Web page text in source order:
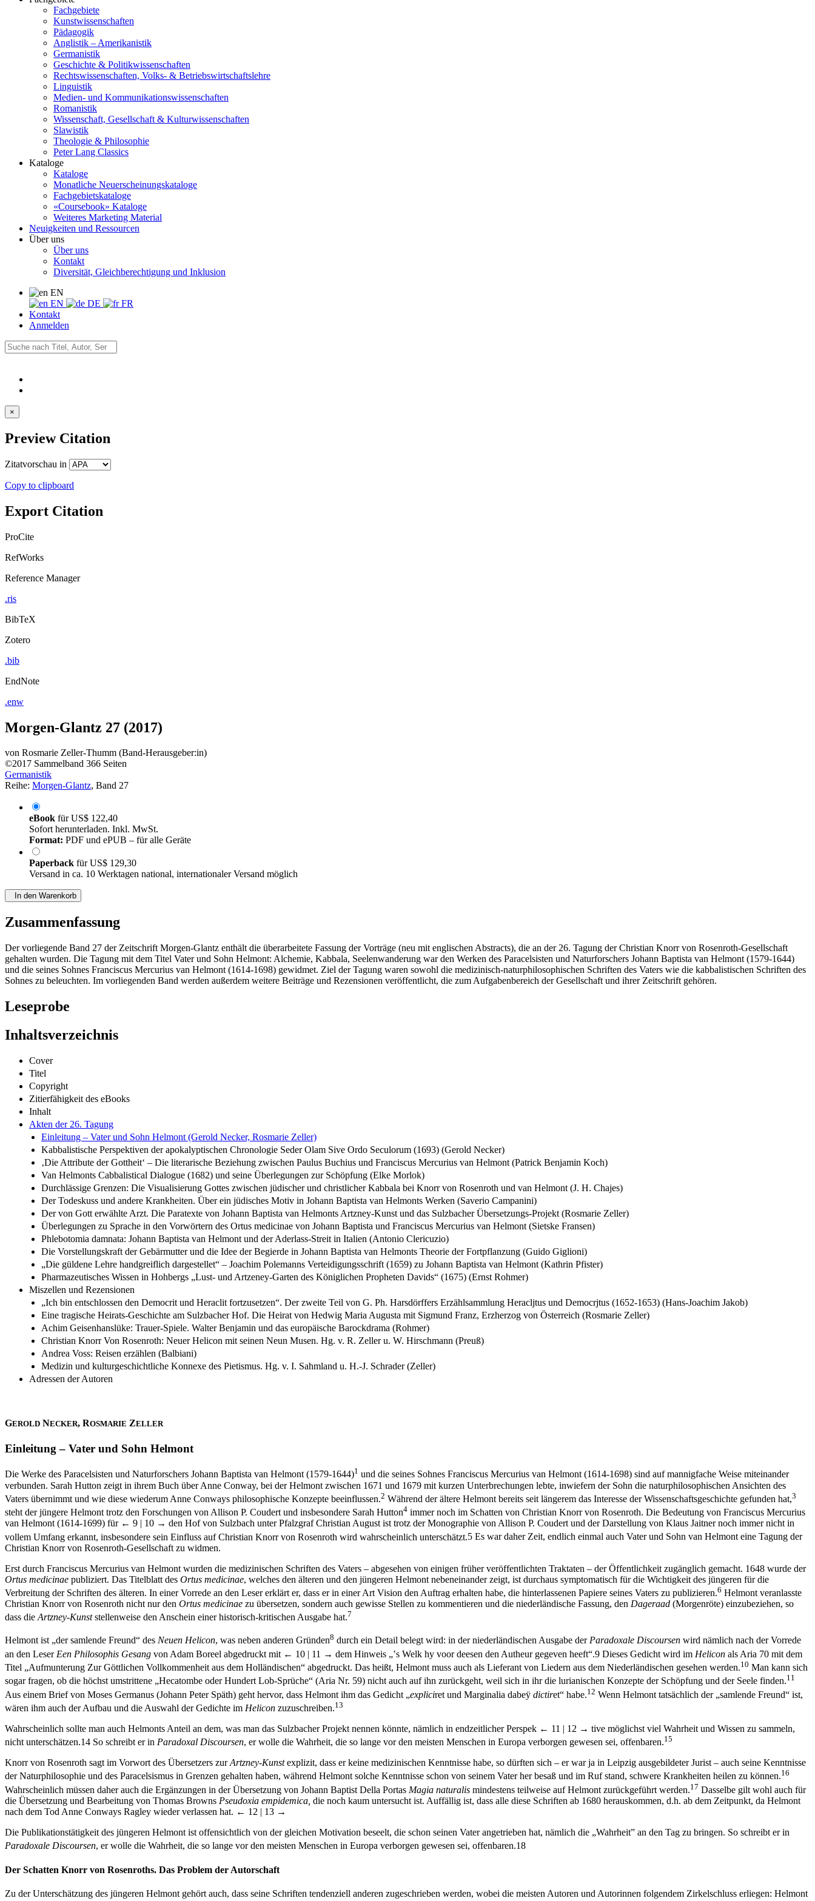
Fachgebiete
Kunstwissenschaften
Pädagogik
Anglistik – Amerikanistik
Germanistik
Geschichte & Politikwissenschaften
Rechtswissenschaften, Volks- & Betriebswirtschaftslehre
Linguistik
Medien- und Kommunikationswissenschaften
Romanistik
Wissenschaft, Gesellschaft & Kulturwissenschaften
Slawistik
Theologie & Philosophie
Peter Lang Classics
Kataloge
Kataloge
Monatliche Neuerscheinungskataloge
Fachgebietskataloge
«Coursebook» Kataloge
Weiteres Marketing Material
Neuigkeiten und Ressourcen
Über uns
Über uns
Kontakt
Diversität, Gleichberechtigung und Inklusion
EN
EN
DE
FR
Kontakt
Anmelden
×
Preview Citation
Zitatvorschau in
Copy to clipboard
Export Citation
ProCite
RefWorks
Reference Manager
.ris
BibTeX
Zotero
.bib
EndNote
.enw
Morgen-Glantz 27 (2017)
von Rosmarie Zeller-Thumm (Band-Herausgeber:in)
©2017 Sammelband 366 Seiten
Germanistik
Reihe: Morgen-Glantz, Band 27
eBook fürUS$ 122,40
Sofort herunterladen. Inkl. MwSt.
Format: PDF und ePUB – für alle Geräte
Paperback fürUS$ 129,30
Versand in ca. 10 Werktagen national, internationaler Versand möglich
In den Warenkorb
Zusammenfassung
Der vorliegende Band 27 der Zeitschrift Morgen-Glantz enthält die überarbeitete Fassung der Vorträge (neu mit englischen Abstracts), die an der 26. Tagung der Christian Knorr von Rosenroth-Gesellschaft
gehalten wurden. Die Tagung mit dem Titel Vater und Sohn Helmont: Alchemie, Kabbala, Seelenwanderung war den Werken des Paracelsisten und Naturforschers Johann Baptista van Helmont (1579-1644)
und die seines Sohnes Franciscus Mercurius van Helmont (1614-1698) gewidmet. Ziel der Tagung waren sowohl die medizinisch-naturphilosophischen Schriften des Vaters wie die kabbalistischen Schriften des
Sohnes zu beleuchten. Im vorliegenden Band werden außerdem weitere Beiträge und Rezensionen veröffentlicht, die zum Aufgabenbereich der Gesellschaft und ihrer Zeitschrift gehören.
Leseprobe
Inhaltsverzeichnis
Cover
Titel
Copyright
Zitierfähigkeit des eBooks
Inhalt
Akten der 26. Tagung
Einleitung – Vater und Sohn Helmont (Gerold Necker, Rosmarie Zeller)
Kabbalistische Perspektiven der apokalyptischen Chronologie Seder Olam Sive Ordo Seculorum (1693) (Gerold Necker)
‚Die Attribute der Gottheit‘ – Die literarische Beziehung zwischen Paulus Buchius und Franciscus Mercurius van Helmont (Patrick Benjamin Koch)
Van Helmonts Cabbalistical Dialogue (1682) und seine Überlegungen zur Schöpfung (Elke Morlok)
Durchlässige Grenzen: Die Visualisierung Gottes zwischen jüdischer und christlicher Kabbala bei Knorr von Rosenroth und van Helmont (J. H. Chajes)
Der Todeskuss und andere Krankheiten. Über ein jüdisches Motiv in Johann Baptista van Helmonts Werken (Saverio Campanini)
Der von Gott erwählte Arzt. Die Paratexte von Johann Baptista van Helmonts Artzney-Kunst und das Sulzbacher Übersetzungs-Projekt (Rosmarie Zeller)
Überlegungen zu Sprache in den Vorwörtern des Ortus medicinae von Johann Baptista und Franciscus Mercurius van Helmont (Sietske Fransen)
Phlebotomia damnata: Johann Baptista van Helmont und der Aderlass-Streit in Italien (Antonio Clericuzio)
Die Vorstellungskraft der Gebärmutter und die Idee der Begierde in Johann Baptista van Helmonts Theorie der Fortpflanzung (Guido Giglioni)
„Die güldene Lehre handgreiflich dargestellet“ – Joachim Polemanns Verteidigungsschrift (1659) zu Johann Baptista van Helmont (Kathrin Pfister)
Pharmazeutisches Wissen in Hohbergs „Lust- und Artzeney-Garten des Königlichen Propheten Davids“ (1675) (Ernst Rohmer)
Miszellen und Rezensionen
„Ich bin entschlossen den Democrit und Heraclit fortzusetzen“. Der zweite Teil von G. Ph. Harsdörffers Erzählsammlung Heracljtus und Democrjtus (1652-1653) (Hans-Joachim Jakob)
Eine tragische Heirats-Geschichte am Sulzbacher Hof. Die Heirat von Hedwig Maria Augusta mit Sigmund Franz, Erzherzog von Österreich (Rosmarie Zeller)
Achim Geisenhanslüke: Trauer-Spiele. Walter Benjamin und das europäische Barockdrama (Rohmer)
Christian Knorr Von Rosenroth: Neuer Helicon mit seinen Neun Musen. Hg. v. R. Zeller u. W. Hirschmann (Preuß)
Andrea Voss: Reisen erzählen (Balbiani)
Medizin und kulturgeschichtliche Konnexe des Pietismus. Hg. v. I. Sahmland u. H.-J. Schrader (Zeller)
Adressen der Autoren
GEROLD NECKER, ROSMARIE ZELLER
Einleitung – Vater und Sohn Helmont
Die Werke des Paracelsisten und Naturforschers Johann Baptista van Helmont (1579-1644)1 und die seines Sohnes Franciscus Mercurius van Helmont (1614-1698) sind auf mannigfache Weise miteinander
verbunden. Sarah Hutton zeigt in ihrem Buch über Anne Conway, bei der Helmont zwischen 1671 und 1679 mit kurzen Unterbrechungen lebte, inwiefern der Sohn die naturphilosophischen Ansichten des
Vaters übernimmt und wie diese wiederum Anne Conways philosophische Konzepte beeinflussen.2 Während der ältere Helmont bereits seit längerem das Interesse der Wissenschaftsgeschichte gefunden hat,3
steht der jüngere Helmont trotz den Forschungen von Allison P. Coudert und insbesondere Sarah Hutton4 immer noch im Schatten von Christian Knorr von Rosenroth. Die Bedeutung von Franciscus Mercurius
van Helmont (1614-1699) für ← 9 | 10 → den Hof von Sulzbach unter Pfalzgraf Christian August ist trotz der Monographie von Allison P. Coudert und der Darstellung von Klaus Jaitner noch immer nicht in
vollem Umfang erkannt, insbesondere sein Einfluss auf Christian Knorr von Rosenroth wird wahrscheinlich unterschätzt.5 Es war daher Zeit, endlich einmal auch Vater und Sohn van Helmont eine Tagung der
Christian Knorr von Rosenroth-Gesellschaft zu widmen.
Erst durch Franciscus Mercurius van Helmont wurden die medizinischen Schriften des Vaters – abgesehen von einigen früher veröffentlichten Traktaten – der Öffentlichkeit zugänglich gemacht. 1648 wurde der
Ortus medicinae publiziert. Das Titelblatt des Ortus medicinae, welches den älteren und den jüngeren Helmont nebeneinander zeigt, ist durchaus symptomatisch für die Wichtigkeit des jüngeren für die
Verbreitung der Schriften des älteren. In einer Vorrede an den Leser erklärt er, dass er in einer Art Vision den Auftrag erhalten habe, die hinterlassenen Papiere seines Vaters zu publizieren.6 Helmont veranlasste
Christian Knorr von Rosenroth nicht nur den Ortus medicinae zu übersetzen, sondern auch gewisse Stellen zu kommentieren und die niederländische Fassung, den Dageraad (Morgenröte) einzubeziehen, so
dass die Artzney-Kunststellenweise den Anschein einer historisch-kritischen Ausgabe hat.7
Helmont ist „der samlende Freund“ des Neuen Helicon, was neben anderen Gründen8 durch ein Detail belegt wird: in der niederländischen Ausgabe derParadoxale Discoursen wird nämlich nach der Vorrede
an den Leser Een Philosophis Gesang von Adam Boreel abgedruckt mit ← 10 | 11 → dem Hinweis „‛s Welk hy voor deesen den Autheur gegeven heeft“.9 Dieses Gedicht wird im Helicon als Aria 70 mit dem
Titel „Aufmunterung Zur Göttlichen Vollkommenheit aus dem Holländischen“ abgedruckt. Das heißt, Helmont muss auch als Lieferant von Liedern aus dem Niederländischen gesehen werden.10 Man kann sich
sogar fragen, ob die höchst umstrittene „Hecatombe oder Hundert Lob-Sprüche“ (Aria Nr. 59) nicht auch auf ihn zurückgeht, weil sich in ihr die lurianischen Konzepte der Schöpfung und der Seele finden.11
Aus einem Brief von Moses Germanus (Johann Peter Späth) geht hervor, dass Helmont ihm das Gedicht „expliciret und Marginalia dabeÿ dictiret“ habe.12 Wenn Helmont tatsächlich der „samlende Freund“ ist,
wären ihm auch der Aufbau und die Auswahl der Gedichte im Helicon zuzuschreiben.13
Wahrscheinlich sollte man auch Helmonts Anteil an dem, was man das Sulzbacher Projekt nennen könnte, nämlich in endzeitlicher Perspek ← 11 | 12 → tive möglichst viel Wahrheit und Wissen zu sammeln,
nicht unterschätzen.14 So schreibt er in Paradoxal Discoursen, er wolle die Wahrheit, die so lange vor den meisten Menschen in Europa verborgen gewesen sei, offenbaren.15
Knorr von Rosenroth sagt im Vorwort des Übersetzers zurArtzney-Kunstexplizit, dass er keine medizinischen Kenntnisse habe, so dürften sich – er war ja in Leipzig ausgebildeter Jurist – auch seine Kenntnisse
der Naturphilosophie und des Paracelsismus in Grenzen gehalten haben, während Helmont solche Kenntnisse schon von seinem Vater her besaß und im Ruf stand, schwere Krankheiten heilen zu können.16
Wahrscheinlich müssen daher auch die Ergänzungen in der Übersetzung von Johann Baptist Della Portas Magia naturalis mindestens teilweise auf Helmont zurückgeführt werden.17 Dasselbe gilt wohl auch für
die Übersetzung und Bearbeitung von Thomas Browns Pseudoxia empidemica, die noch kaum untersucht ist. Auffällig ist, dass alle diese Schriften ab 1680 herauskommen, d.h. ab dem Zeitpunkt, da Helmont
nach dem Tod Anne Conways Ragley wieder verlassen hat. ← 12 | 13 →
Die Publikationstätigkeit des jüngeren Helmont ist offensichtlich von der gleichen Motivation beseelt, die schon seinen Vater angetrieben hat, nämlich die „Wahrheit” an den Tag zu bringen. So schreibt er in
Paradoxale Discoursen, er wolle die Wahrheit, die so lange vor den meisten Menschen in Europa verborgen gewesen sei, offenbaren.18
Der Schatten Knorr von Rosenroths. Das Problem der Autorschaft
Zu der Unterschätzung des jüngeren Helmont gehört auch, dass seine Schriften tendenziell anderen zugeschrieben werden, wobei die meisten Autoren und Autorinnen folgendem Zirkelschluss erliegen: Helmont